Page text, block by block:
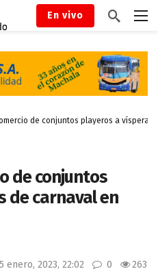
En vivo
de conjuntos playeros a vísperas
de conjuntos
de carnaval en
enero, 2023, 22:02 0 263